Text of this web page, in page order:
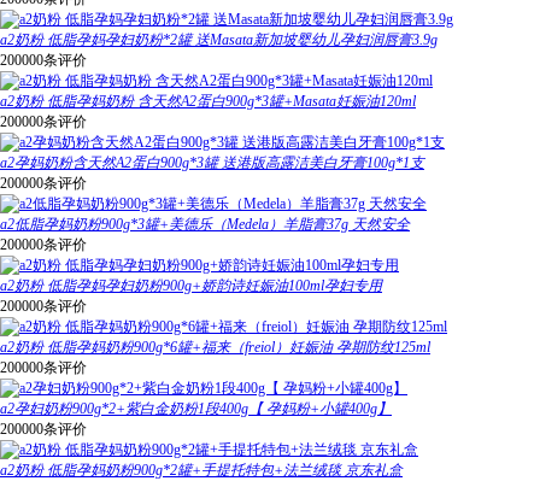
a2奶粉 低脂孕妈孕妇奶粉*2罐 送Masata新加坡婴幼儿孕妇润唇膏3.9g
200000条评价
a2奶粉 低脂孕妈奶粉 含天然A2蛋白900g*3罐+Masata妊娠油120ml
200000条评价
a2孕妈奶粉含天然A2蛋白900g*3罐 送港版高露洁美白牙膏100g*1支
200000条评价
a2低脂孕妈奶粉900g*3罐+美德乐（Medela）羊脂膏37g 天然安全
200000条评价
a2奶粉 低脂孕妈孕妇奶粉900g+娇韵诗妊娠油100ml孕妇专用
200000条评价
a2奶粉 低脂孕妈奶粉900g*6罐+福来（freiol）妊娠油 孕期防纹125ml
200000条评价
a2孕妇奶粉900g*2+紫白金奶粉1段400g【 孕妈粉+小罐400g】
200000条评价
a2奶粉 低脂孕妈奶粉900g*2罐+手提托特包+法兰绒毯 京东礼盒